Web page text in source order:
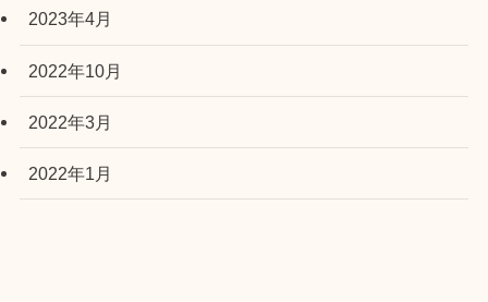
2023年4月
2022年10月
2022年3月
2022年1月